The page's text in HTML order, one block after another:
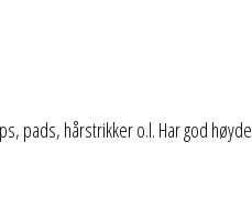
pads, hårstrikker o.l. Har god høyde